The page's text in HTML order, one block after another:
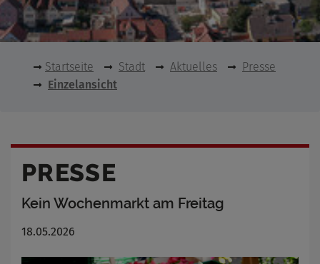
Startseite Stadt Aktuelles
Presse
Einzelansicht
PRESSE
Kein Wochenmarkt am Freitag
18.05.2026